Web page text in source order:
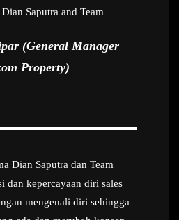
Saputra and Team
(General Manager
Property)
Dian Saputra dan Team
dan kepercayaan diri sales
mengenali diri sehingga